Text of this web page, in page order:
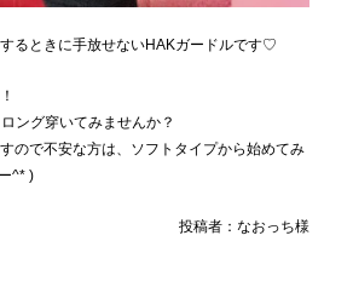
るときに手放せないHAKガードルです♡
ング穿いてみませんか？
ので不安な方は、ソフトタイプから始めてみ
^* )
投稿者：なおっち様